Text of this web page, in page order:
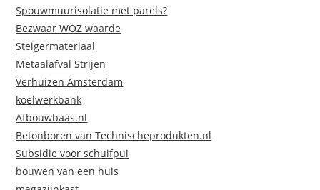
Spouwmuurisolatie met parels?
Bezwaar WOZ waarde
Steigermateriaal
Metaalafval Strijen
Verhuizen Amsterdam
koelwerkbank
Afbouwbaas.nl
Betonboren van Technischeprodukten.nl
Subsidie voor schuifpui
bouwen van een huis